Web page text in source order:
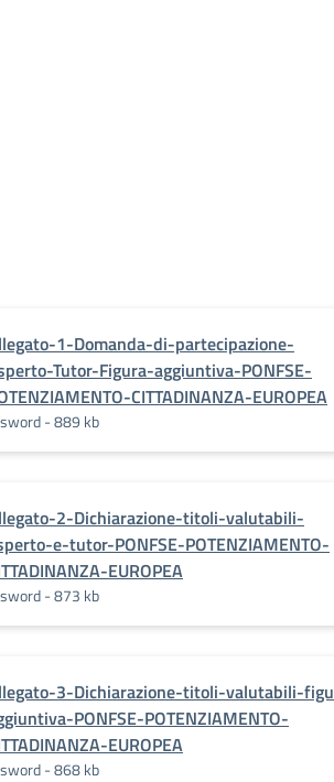
1-Domanda-di-partecipazione-
Tutor-Figura-aggiuntiva-PONFSE-
CITTADINANZA-EUROPEA
- 889 kb
2-Dichiarazione-titoli-valutabili-
e-tutor-PONFSE-POTENZIAMENTO-
EUROPEA
- 873 kb
3-Dichiarazione-titoli-valutabili-
PONFSE-POTENZIAMENTO-
EUROPEA
- 868 kb